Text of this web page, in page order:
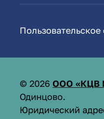
© 2026 ООО «КЦВ
Одинцово.
Юридический